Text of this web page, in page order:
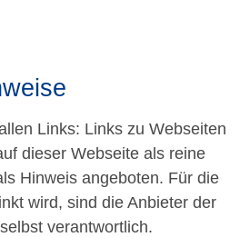
Links: Links zu Webseiten
dieser Webseite als reine
Hinweis angeboten. Für die
wird, sind die Anbieter der
verantwortlich.